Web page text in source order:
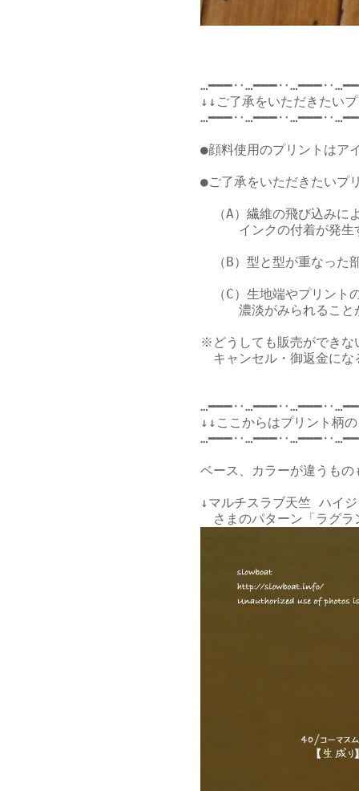
↓↓ご了承をいただきたい
●顔料使用のプリントはア
●ご了承をいただきたいプ
（A）繊維の飛び込みに
インクの付着が発生す
（B）型と型が重なった
（C）生地端やプリント
濃淡がみられることが
※どうしても販売ができな
キャンセル・御返金にな
↓↓ここからはプリント柄
ベース、カラーが違うも
↓マルチスラブ天竺 ハイ
さまのパターン「ラグラ